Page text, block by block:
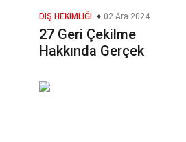
DIŞ HEKIMLIĞI 02 Ara 2024
27 Geri Çekilme
Hakkında Gerçek